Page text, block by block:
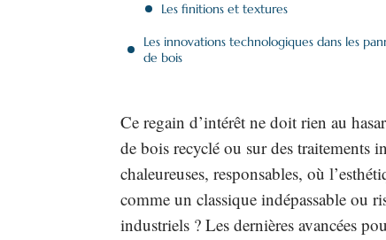
Les finitions et textures
Les innovations technologiques dans les
de bois
Ce regain d’intérêt ne doit rien au
de bois recyclé ou sur des traitements
chaleureuses, responsables, où
comme un classique indépassable ou
industriels ? Les dernières avancées